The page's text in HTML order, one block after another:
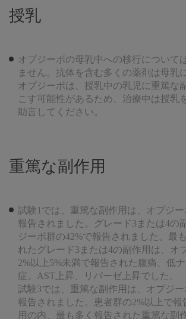
授乳
オプジーボの母乳中への移行について
ません。抗体を含む多くの薬剤は母乳
オプジーボは、授乳中の乳児に重篤な
こす可能性があるため、治療中は授乳
助言してください。
重篤な副作用
試験1では、重篤な副作用は、オプジー
報告されました。グレード3または4の
ジーボ群の42%で報告されました。最
れたグレード3または4の副作用は、オ
2%以上5%未満で報告された腹痛、低
症、AST上昇、リパーゼ上昇でした。
試験3では、重篤な副作用は、オプジー
報告されました。患者群の2%以上で報
用の内、最も多く報告された重篤な副